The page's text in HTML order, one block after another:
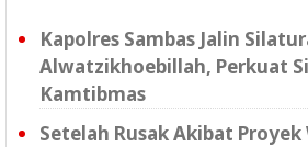
Kapolres Sambas Jalin
Alwatzikhoebillah, Perkuat
Kamtibmas
Setelah Rusak Akibat